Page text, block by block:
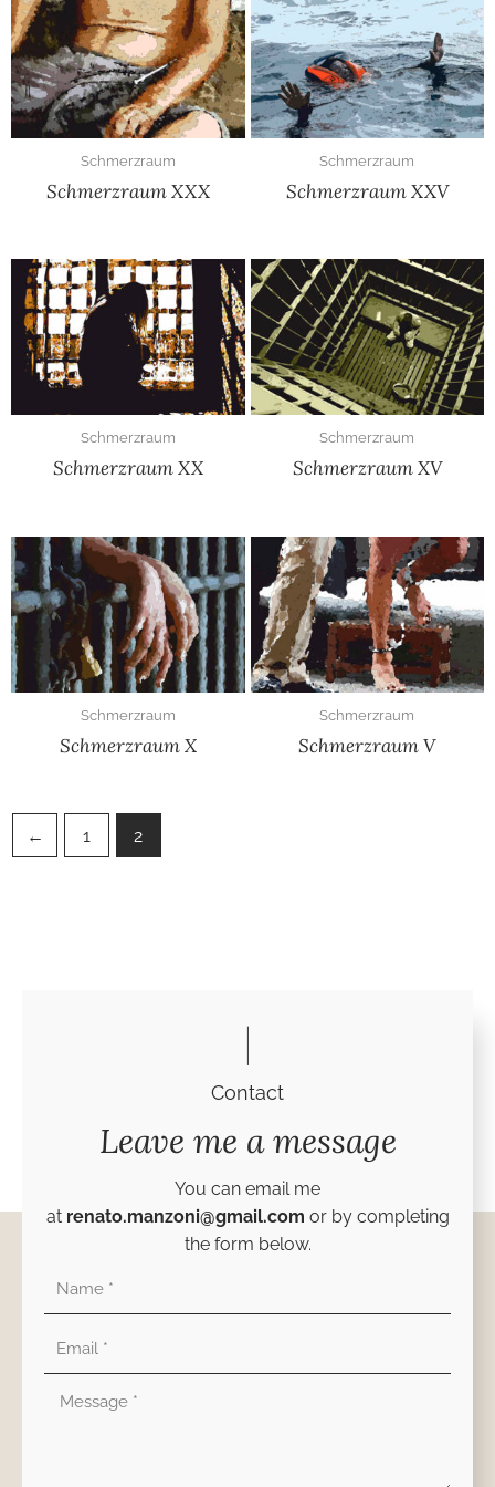
Schmerzraum
Schmerzraum XXX
Schmerzraum
Schmerzraum XXV
Schmerzraum
Schmerzraum XX
Schmerzraum
Schmerzraum XV
Schmerzraum
Schmerzraum X
Schmerzraum
Schmerzraum V
← 1 2
Contact
Leave me a message
You can email me
at renato.manzoni@gmail.com or by completing
the form below.
Nombre
Correo
Mensaje